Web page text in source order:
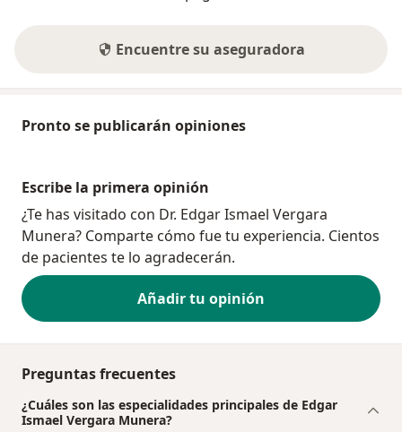
Encuentre su aseguradora
Pronto se publicarán opiniones
Escribe la primera opinión
¿Te has visitado con Dr. Edgar Ismael Vergara
Munera? Comparte cómo fue tu experiencia. Cientos
de pacientes te lo agradecerán.
Añadir tu opinión
Preguntas frecuentes
¿Cuáles son las especialidades principales de Edgar
Ismael Vergara Munera?